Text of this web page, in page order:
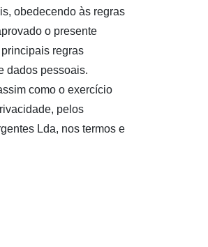
obedecendo às regras
o presente
regras
dados pessoais.
como o exercício
pelos
Lda, nos termos e